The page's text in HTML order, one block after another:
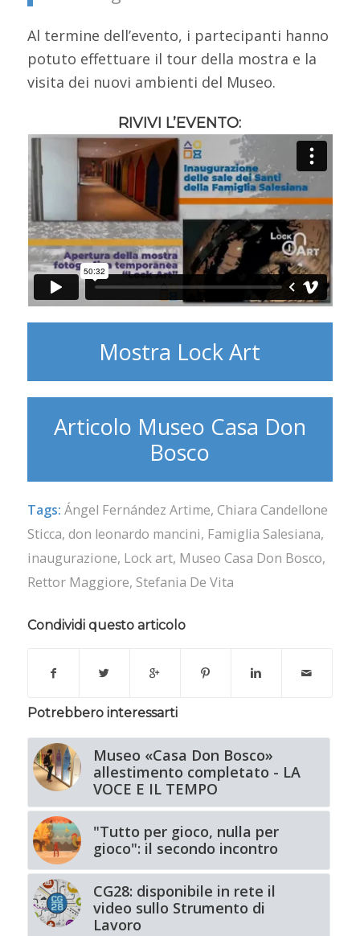
Al termine dell’evento, i partecipanti hanno
potuto effettuare il tour della mostra e la
visita dei nuovi ambienti del Museo.
RIVIVI L’EVENTO:
Mostra Lock Art
Articolo Museo Casa Don
Bosco
Tags: Ángel Fernández Artime, Chiara Candellone
Sticca, don leonardo mancini, Famiglia Salesiana,
inaugurazione, Lock art, Museo Casa Don Bosco,
Rettor Maggiore, Stefania De Vita
Condividi questo articolo
Potrebbero interessarti
Museo «Casa Don Bosco»
allestimento completato - LA
VOCE E IL TEMPO
"Tutto per gioco, nulla per
gioco": il secondo incontro
CG28: disponibile in rete il
video sullo Strumento di
Lavoro